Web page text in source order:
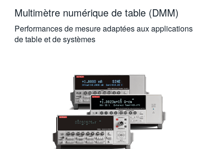
Multimètre numérique de table (DMM)
Performances de mesure adaptées aux applications
de table et de systèmes